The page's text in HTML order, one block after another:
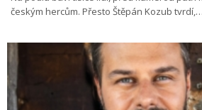
českým hercům. Přesto Štěpán Kozub tvrdí,…